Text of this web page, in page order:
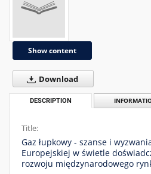
Show content
Download
DESCRIPTION
Title:
Gaz łupkowy - szanse i
Europejskiej w świetle
rozwoju międzynarodowego